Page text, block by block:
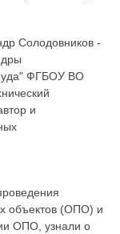
Солодовников -
ФГБОУ ВО
и
объектов (ОПО) и
ОПО, узнали о